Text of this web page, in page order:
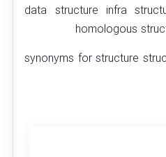
data structure infra
homologous
synonyms for structure